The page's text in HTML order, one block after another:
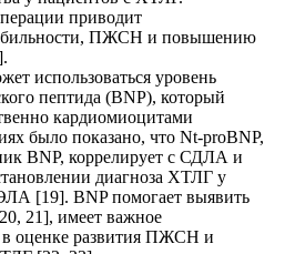
приводит
ПЖСН и повышению
использоваться уровень
пептида (BNP), который
кардиомиоцитами
было показано, что Nt-proBNP,
BNP, коррелирует с СДЛА и
диагноза ХТЛГ у
[19]. BNP помогает выявить
21], имеет важное
в оценке развития ПЖСН и